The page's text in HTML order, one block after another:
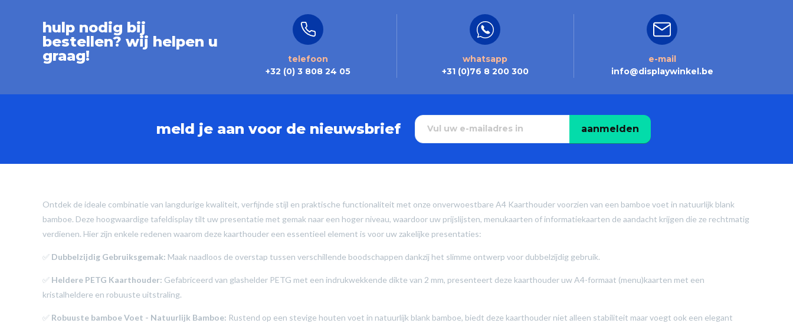
hulp nodig bij
bestellen? wij helpen u
graag!
telefoon
+32 (0) 3 808 24 05
whatsapp
+31 (0)76 8 200 300
e-mail
info@displaywinkel.be
meld je aan voor de nieuwsbrief aanmelden
Ontdek de ideale combinatie van langdurige kwaliteit, verfijnde stijl en praktische functionaliteit met onze onverwoestbare A4 Kaarthouder voorzien van een bamboe voet in natuurlijk blank
bamboe. Deze hoogwaardige tafeldisplay tilt uw presentatie met gemak naar een hoger niveau, waardoor uw prijslijsten, menukaarten of informatiekaarten de aandacht krijgen die ze rechtmatig
verdienen. Hier zijn enkele redenen waarom deze kaarthouder een essentieel element is voor uw zakelijke presentaties:
✅ Dubbelzijdig Gebruiksgemak: Maak naadloos de overstap tussen verschillende boodschappen dankzij het slimme ontwerp voor dubbelzijdig gebruik.
✅ Heldere PETG Kaarthouder: Gefabriceerd van glashelder PETG met een indrukwekkende dikte van 2 mm, presenteert deze kaarthouder uw A4-formaat (menu)kaarten met een
kristalheldere en robuuste uitstraling.
✅ Robuuste bamboe Voet - Natuurlijk Bamboe: Rustend op een stevige houten voet in natuurlijk blank bamboe, biedt deze kaarthouder niet alleen stabiliteit maar voegt ook een elegant